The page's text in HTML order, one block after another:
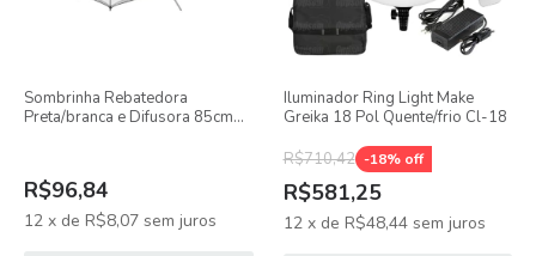
Sombrinha Rebatedora
Preta/branca e Difusora 85cm
R$96,84
12 x de R$8,07 sem juros
Iluminador Ring Light Make
Greika 18 Pol Quente/frio Cl-18
R$710,42 -18% off
R$581,25
12 x de R$48,44 sem juros